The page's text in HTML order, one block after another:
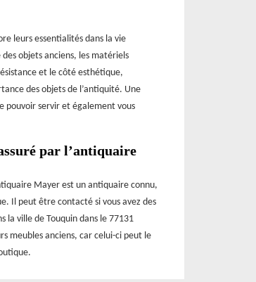
leurs essentialités dans la vie
objets anciens, les matériels
et le côté esthétique,
des objets de l’antiquité. Une
pouvoir servir et également vous
par l’antiquaire
Mayer est un antiquaire connu,
Il peut être contacté si vous avez des
la ville de Touquin dans le 77131
meubles anciens, car celui-ci peut le